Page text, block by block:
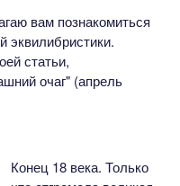
вам познакомиться
эквилибристики.
статьи,
очаг" (апрель
Конец 18 века. Только